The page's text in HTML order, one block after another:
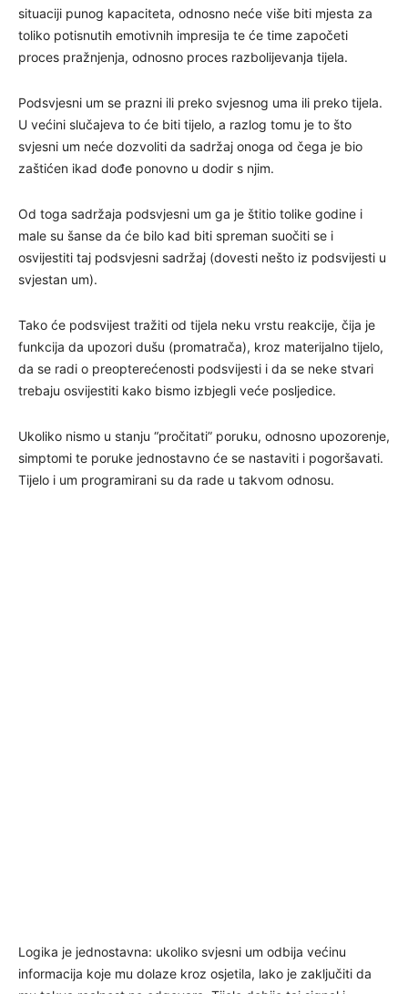
situaciji punog kapaciteta, odnosno neće više biti mjesta za
toliko potisnutih emotivnih impresija te će time započeti
proces pražnjenja, odnosno proces razbolijevanja tijela.
Podsvjesni um se prazni ili preko svjesnog uma ili preko tijela.
U većini slučajeva to će biti tijelo, a razlog tomu je to što
svjesni um neće dozvoliti da sadržaj onoga od čega je bio
zaštićen ikad dođe ponovno u dodir s njim.
Od toga sadržaja podsvjesni um ga je štitio tolike godine i
male su šanse da će bilo kad biti spreman suočiti se i
osvijestiti taj podsvjesni sadržaj (dovesti nešto iz podsvijesti u
svjestan um).
Tako će podsvijest tražiti od tijela neku vrstu reakcije, čija je
funkcija da upozori dušu (promatrača), kroz materijalno tijelo,
da se radi o preopterećenosti podsvijesti i da se neke stvari
trebaju osvijestiti kako bismo izbjegli veće posljedice.
Ukoliko nismo u stanju “pročitati” poruku, odnosno upozorenje,
simptomi te poruke jednostavno će se nastaviti i pogoršavati.
Tijelo i um programirani su da rade u takvom odnosu.
Logika je jednostavna: ukoliko svjesni um odbija većinu
informacija koje mu dolaze kroz osjetila, lako je zaključiti da